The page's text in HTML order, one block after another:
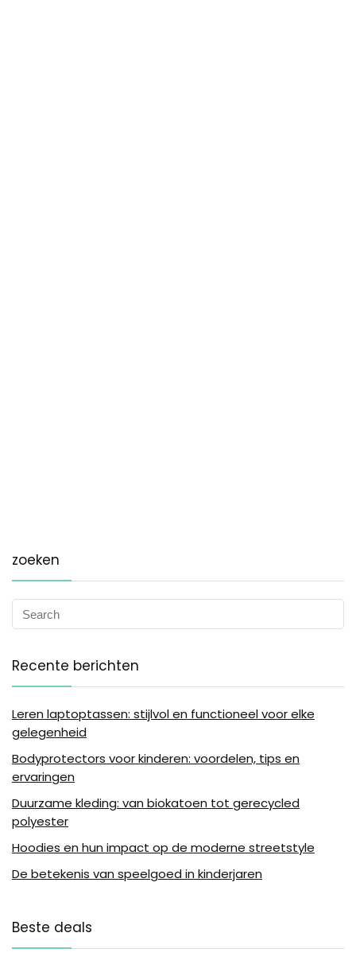
zoeken
Recente berichten
Leren laptoptassen: stijlvol en functioneel voor elke
gelegenheid
Bodyprotectors voor kinderen: voordelen, tips en
ervaringen
Duurzame kleding: van biokatoen tot gerecycled
polyester
Hoodies en hun impact op de moderne streetstyle
De betekenis van speelgoed in kinderjaren
Beste deals